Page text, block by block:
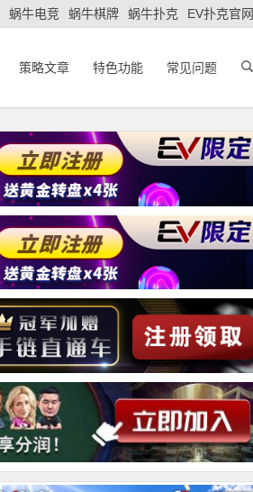
蜗牛电竞 蜗牛棋牌 蜗牛扑克 EV扑克官网
策略文章 特色功能 常见问题